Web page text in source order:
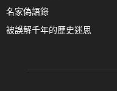
名家偽語錄
被誤解千年的歷史迷思